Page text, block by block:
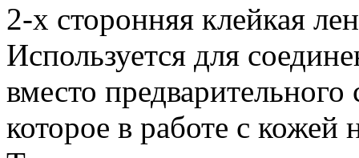
2-х сторонняя клейкая
Используется для
вместо
которое в работе с